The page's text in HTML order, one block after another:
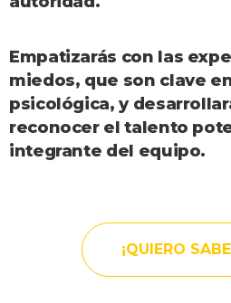
Empatizarás con las
miedos, que son clave
psicológica, y
reconocer el talento
integrante del equipo.
¡QUIERO